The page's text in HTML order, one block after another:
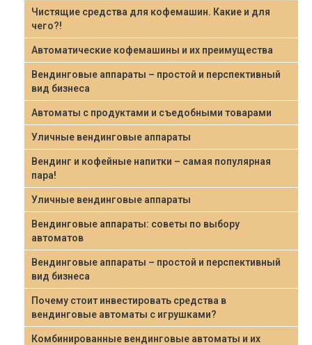
Чистящие средства для кофемашин. Какие и для
чего?!
Автоматические кофемашины и их преимущества
Вендинговые аппараты – простой и перспективный
вид бизнеса
Автоматы с продуктами и съедобными товарами
Уличные вендинговые аппараты
Вендинг и кофейные напитки – самая популярная
пара!
Уличные вендинговые аппараты
Вендинговые аппараты: советы по выбору
автоматов
Вендинговые аппараты – простой и перспективный
вид бизнеса
Почему стоит инвестировать средства в
вендинговые автоматы с игрушками?
Комбинированные вендинговые автоматы и их